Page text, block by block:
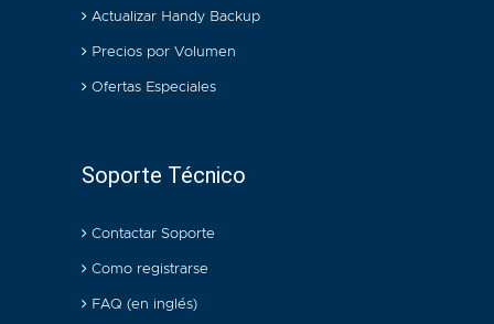
Actualizar Handy Backup
Precios por Volumen
Ofertas Especiales
Soporte Técnico
Contactar Soporte
Como registrarse
FAQ (en inglés)